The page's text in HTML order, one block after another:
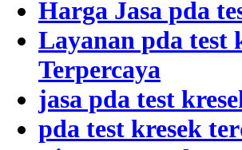
Harga Jasa pda
Layanan pda test
Terpercaya
jasa pda test
pda test kresek